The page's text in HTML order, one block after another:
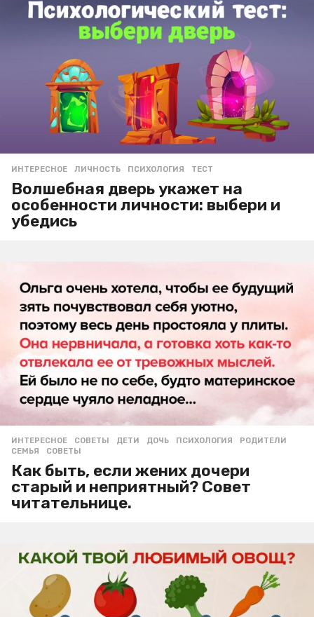
ИНТЕРЕСНОЕ ЛИЧНОСТЬ ,ПСИХОЛОГИЯ ,ТЕСТ
Волшебная дверь укажет на
особенности личности: выбери и
убедись
ИНТЕРЕСНОЕ ,СОВЕТЫ ДЕТИ ,ДОЧЬ ,ПСИХОЛОГИЯ ,РОДИТЕЛИ
СЕМЬЯ
,СОВЕТЫ
Как быть, если жених дочери
старый и неприятный? Совет
читательнице.